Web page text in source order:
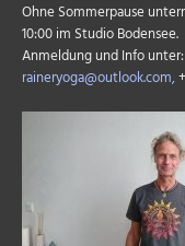
Ohne Sommerpause
10:00 im Studio Bodensee.
Anmeldung und Info unter:
raineryoga@outlook.com,